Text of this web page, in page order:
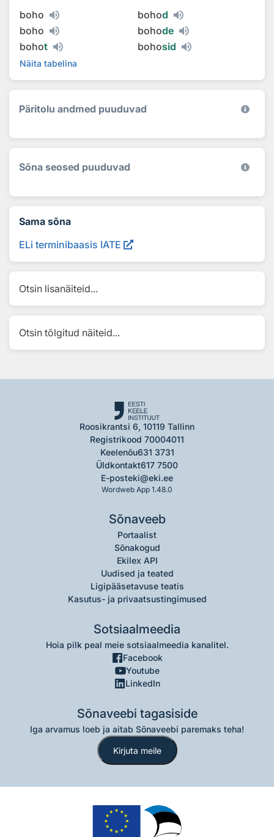
boho
bohod
boho
bohode
bohot bohosid
Näita tabelina
Päritolu andmed puuduvad
Sõna seosed puuduvad
Sama sõna
ELi terminibaasis IATE
Otsin lisanäiteid...
Otsin tõlgitud näiteid...
Roosikrantsi 6, 10119 Tallinn
Registrikood 70004011
Keelenõu631 3731
Üldkontakt617 7500
E-posteki@eki.ee
Wordweb App 1.48.0
Sõnaveeb
Portaalist
Sõnakogud
Ekilex API
Uudised ja teated
Ligipääsetavuse teatis
Kasutus- ja privaatsustingimused
Sotsiaalmeedia
Hoia pilk peal meie sotsiaalmeedia kanalitel.
Facebook
Youtube
LinkedIn
Sõnaveebi tagasiside
Iga arvamus loeb ja aitab Sõnaveebi paremaks teha!
Kirjuta meile